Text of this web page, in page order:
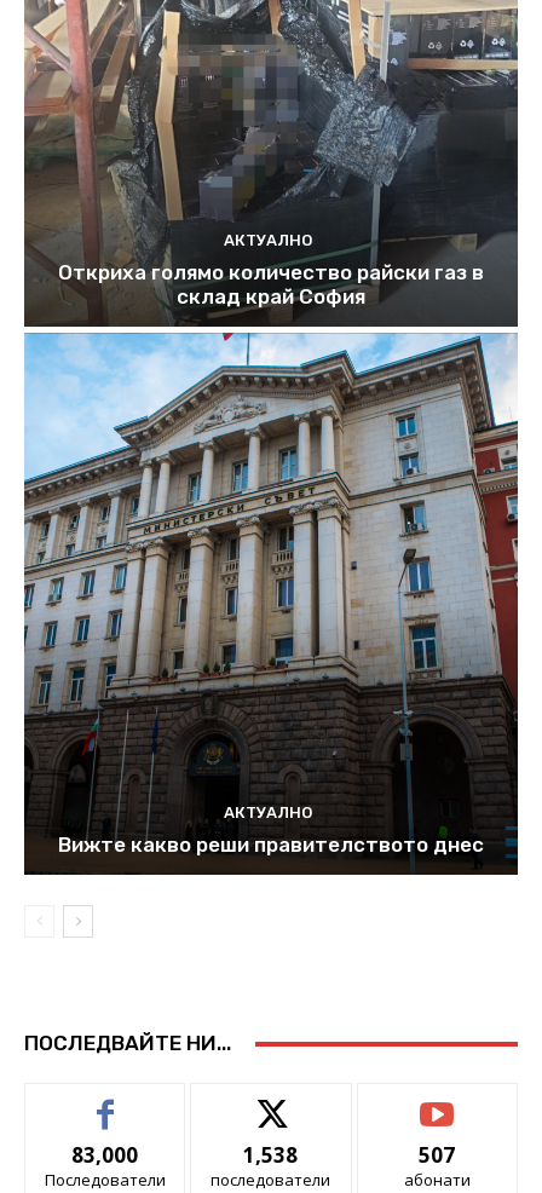
АКТУАЛНО
Откриха голямо количество райски газ в
склад край София
АКТУАЛНО
Вижте какво реши правителството днес
ПОСЛЕДВАЙТЕ НИ...
83,000
Последователи
1,538
последователи
507
абонати